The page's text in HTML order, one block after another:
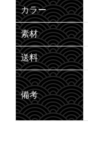
カラー
素材
送料
備考